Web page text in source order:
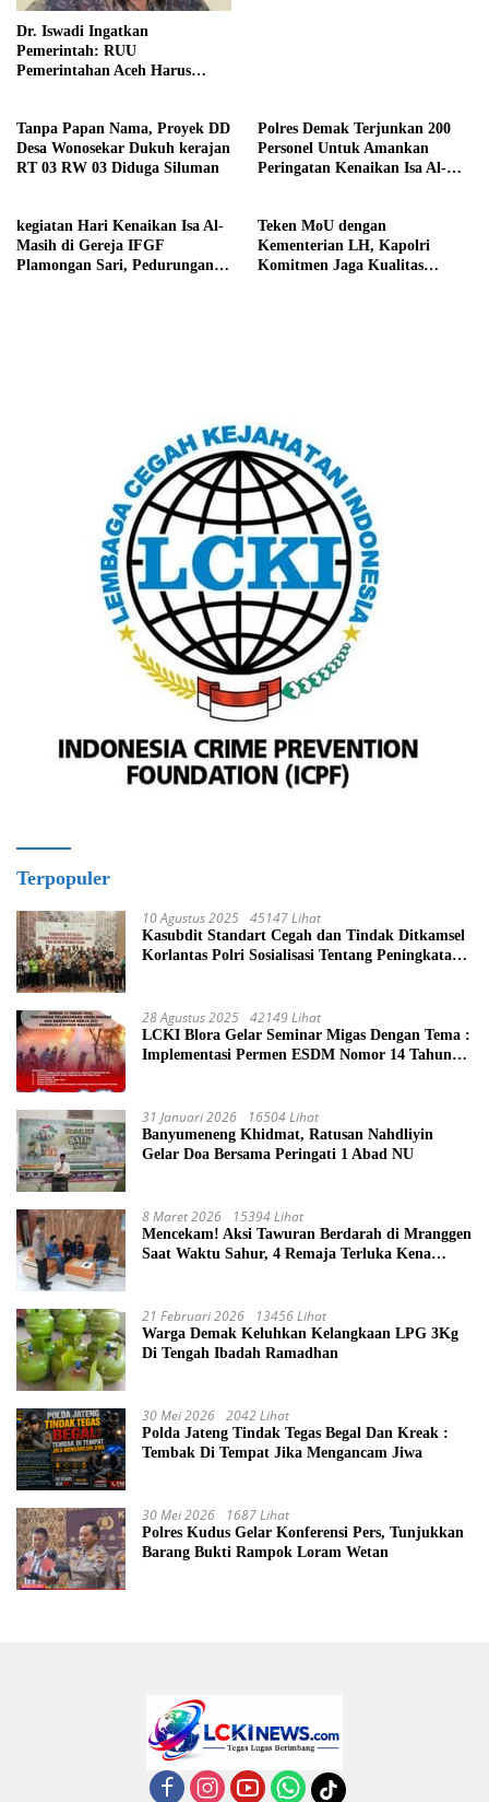
Dr. Iswadi Ingatkan
Pemerintah: RUU
Pemerintahan Aceh Harus
Tanpa Papan Nama, Proyek DD
Desa Wonosekar Dukuh kerajan
RT 03 RW 03 Diduga Siluman
Polres Demak Terjunkan 200
Personel Untuk Amankan
Peringatan Kenaikan Isa Al-
kegiatan Hari Kenaikan Isa Al-
Masih di Gereja IFGF
Plamongan Sari, Pedurungan,
Teken MoU dengan
Kementerian LH, Kapolri
Komitmen Jaga Kualitas
Terpopuler
10 Agustus 2025 45147 Lihat
Kasubdit Standart Cegah dan Tindak Ditkamsel
Korlantas Polri Sosialisasi Tentang Peningkatan
28 Agustus 2025 42149 Lihat
LCKI Blora Gelar Seminar Migas Dengan Tema :
Implementasi Permen ESDM Nomor 14 Tahun
Masyarakat
31 Januari 2026 16504 Lihat
Banyumeneng Khidmat, Ratusan Nahdliyin
Gelar Doa Bersama Peringati 1 Abad NU
8 Maret 2026 15394 Lihat
Mencekam! Aksi Tawuran Berdarah di Mranggen
Saat Waktu Sahur, 4 Remaja Terluka Kena
21 Februari 2026 13456 Lihat
Warga Demak Keluhkan Kelangkaan LPG 3Kg
Di Tengah Ibadah Ramadhan
30 Mei 2026 2042 Lihat
Polda Jateng Tindak Tegas Begal Dan Kreak :
Tembak Di Tempat Jika Mengancam Jiwa
30 Mei 2026 1687 Lihat
Polres Kudus Gelar Konferensi Pers, Tunjukkan
Barang Bukti Rampok Loram Wetan